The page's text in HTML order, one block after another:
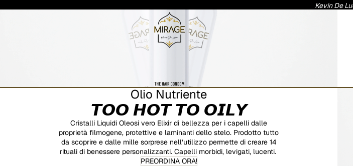
Kevin De
Olio Nutriente
𝙏𝙊𝙊 𝙃𝙊𝙏 𝙏𝙊 𝙊𝙄𝙇𝙔
Cristalli Liquidi Oleosi vero Elixir di bellezza per i capelli dalle
proprietà filmogene, protettive e laminanti dello stelo. Prodotto tutto
da scoprire e dalle mille sorprese nell’utilizzo permette di creare 14
rituali di benessere personalizzanti. Capelli morbidi, levigati, lucenti.
PREORDINA ORA!